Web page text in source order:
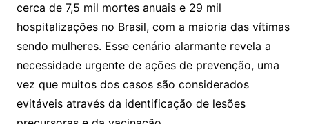
cerca de 7,5 mil mortes anuais e 29 mil
hospitalizações no Brasil, com a maioria das vítimas
sendo mulheres. Esse cenário alarmante revela a
necessidade urgente de ações de prevenção, uma
vez que muitos dos casos são considerados
evitáveis através da identificação de lesões